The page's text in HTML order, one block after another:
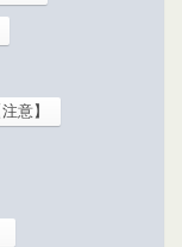
意】